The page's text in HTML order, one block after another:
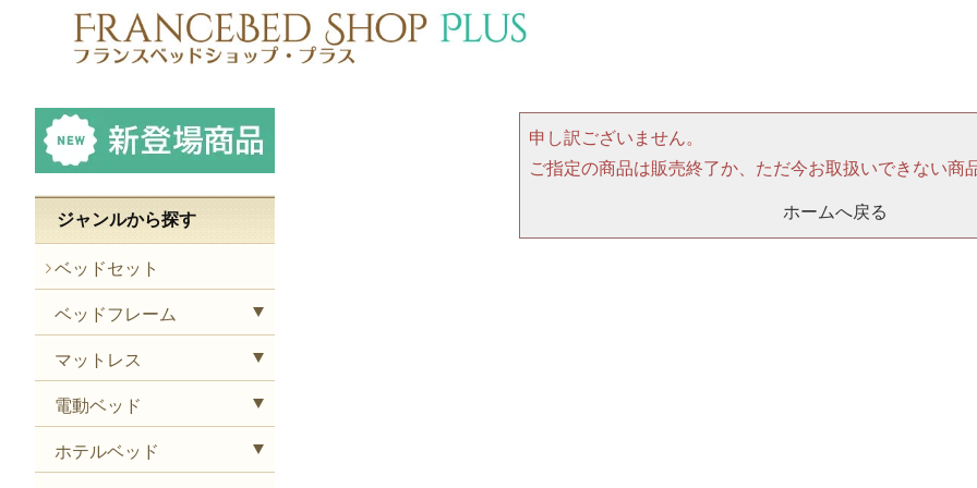
ジャンルから探す
ベッドセット
ベッドフレーム
マットレス
電動ベッド
ホテルベッド
申し訳ございません。
ご指定の商品は販売終了か、ただ今お取扱いできない商
ホームへ戻る